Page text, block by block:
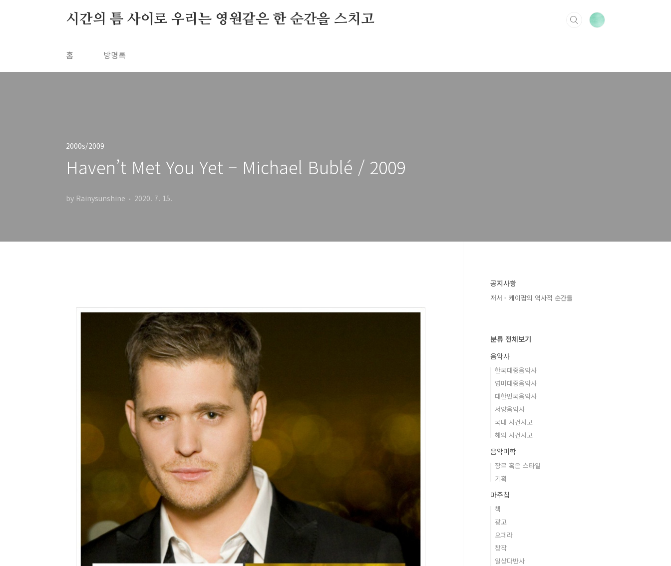
시간의 틈 사이로 우리는 영원같은 한 순간을 스치고
홈 방명록
2000s/2009
Haven’t Met You Yet – Michael Bublé / 2009
by Rainysunshine 2020. 7. 15.
공지사항
저서 - 케이팝의 역사적 순간들
분류 전체보기
음악사
한국대중음악사
영미대중음악사
대한민국음악사
서양음악사
국내 사건사고
해외 사건사고
음악미학
장르 혹은 스타일
기획
마주침
책
광고
오페라
창작
일상다반사